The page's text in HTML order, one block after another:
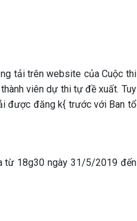
tải trên website của Cuộc thi
viên dự thi tự đề xuất. Tuy
được đăng k{ trước với Ban tổ
từ 18g30 ngày 31/5/2019 đến